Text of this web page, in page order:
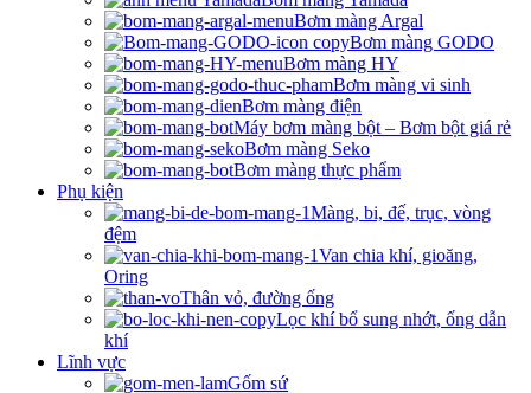
Bơm màng Argal
Bơm màng GODO
Bơm màng HY
Bơm màng vi sinh
Bơm màng điện
Máy bơm màng bột – Bơm bột giá rẻ
Bơm màng Seko
Bơm màng thực phẩm
Phụ kiện
Màng, bi, đế, trục, vòng
đệm
Van chia khí, gioăng,
Oring
Thân vỏ, đường ống
Lọc khí bổ sung nhớt, ống dẫn
khí
Lĩnh vực
Gốm sứ